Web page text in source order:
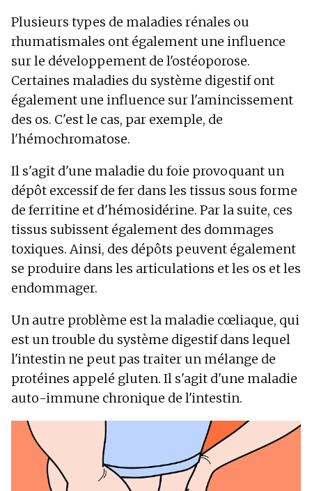
Plusieurs types de maladies rénales ou
rhumatismales ont également une influence
sur le développement de l'ostéoporose.
Certaines maladies du système digestif ont
également une influence sur l'amincissement
des os. C'est le cas, par exemple, de
l'hémochromatose.
Il s'agit d'une maladie du foie provoquant un
dépôt excessif de fer dans les tissus sous forme
de ferritine et d'hémosidérine. Par la suite, ces
tissus subissent également des dommages
toxiques. Ainsi, des dépôts peuvent également
se produire dans les articulations et les os et les
endommager.
Un autre problème est la maladie cœliaque, qui
est un trouble du système digestif dans lequel
l'intestin ne peut pas traiter un mélange de
protéines appelé gluten. Il s'agit d'une maladie
auto-immune chronique de l'intestin.